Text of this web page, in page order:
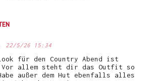
22/5/26 15:34
für den Country Abend ist
allem steht dir das Outfit so
außer dem Hut ebenfalls alles